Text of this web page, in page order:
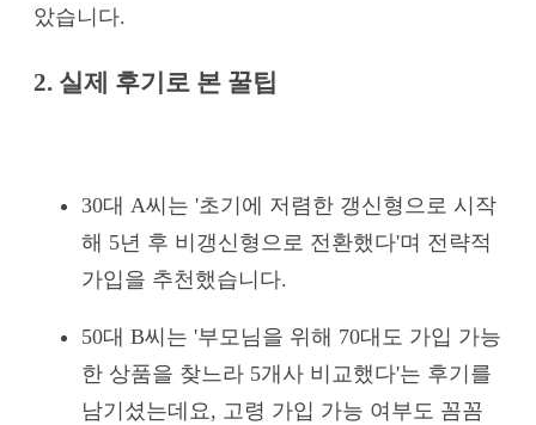
았습니다.
2. 실제 후기로 본 꿀팁
30대 A씨는 '초기에 저렴한 갱신형으로 시작
해 5년 후 비갱신형으로 전환했다'며 전략적
가입을 추천했습니다.
50대 B씨는 '부모님을 위해 70대도 가입 가능
한 상품을 찾느라 5개사 비교했다'는 후기를
남기셨는데요, 고령 가입 가능 여부도 꼼꼼